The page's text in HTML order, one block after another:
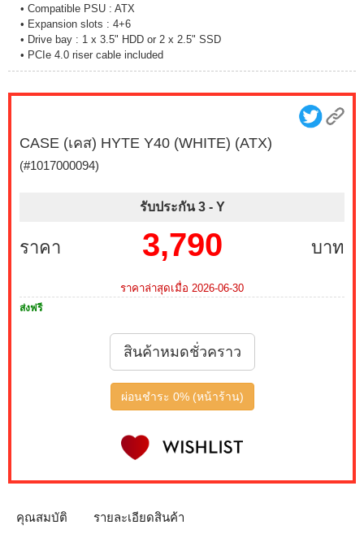
• Compatible PSU : ATX
• Expansion slots : 4+6
• Drive bay : 1 x 3.5" HDD or 2 x 2.5" SSD​
• PCIe 4.0 riser cable included
CASE (เคส) HYTE Y40 (WHITE) (ATX)
(#1017000094)
รับประกัน 3 - Y
ราคา บาท
3,790
ราคาล่าสุดเมื่อ 2026-06-30
ส่งฟรี
สินค้าหมดชั่วคราว
ผ่อนชำระ 0% (หน้าร้าน)
คุณสมบัติ รายละเอียดสินค้า